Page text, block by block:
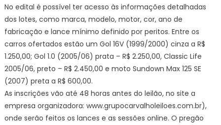
No edital é possível ter acesso às informações detalhadas
dos lotes, como marca, modelo, motor, cor, ano de
fabricação e lance mínimo definido por peritos. Entre os
carros ofertados estão um Gol 16V (1999/2000) cinza a R$
1.250,00; Gol 1.0 (2005/06) prata – R$ 2.250,00, Classic Life
2005/06, preto – R$ 2.450,00 e moto Sundown Max 125 SE
(2007) preta a R$ 600,00.
As inscrições vão até 48 horas antes do leilão, no site a
empresa organizadora: www.grupocarvalholeiloes.com.br),
onde serão feitos os lances e as sessões online. O pregão